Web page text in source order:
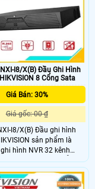
1 eSata 2 LAN 1Gbps,
I8/X(B) Đầu Ghi Hình
32 Kênh HIKVISION 8 Cổng Sata
Giá Bán: 30%
Giá gốc: 00 ₫
I8/X(B) Đầu ghi hình
sản phẩm là
hình NVR 32 kênh
đa 12 Megapixel. Hỗ trợ
diện & phân tích 32 thư
khuôn mặt. Xuất